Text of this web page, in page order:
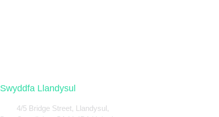
Swyddfa Llandysul
4/5 Bridge Street, Llandysul,